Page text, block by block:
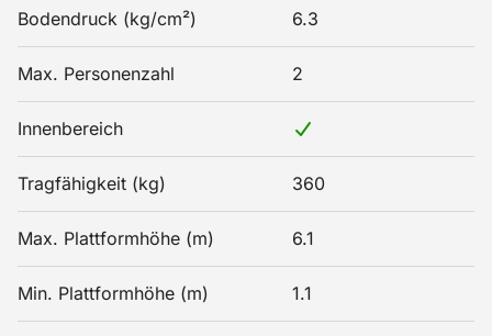
Bodendruck (kg/cm²) 6.3
Max. Personenzahl 2
Innenbereich
Tragfähigkeit (kg) 360
Max. Plattformhöhe (m) 6.1
Min. Plattformhöhe (m) 1.1